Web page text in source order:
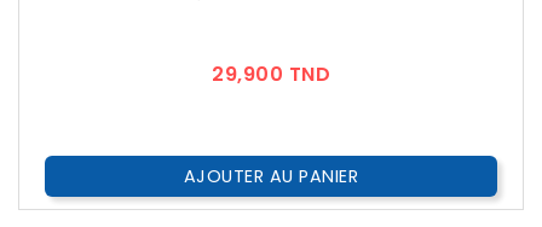
29,900 TND
AJOUTER AU PANIER